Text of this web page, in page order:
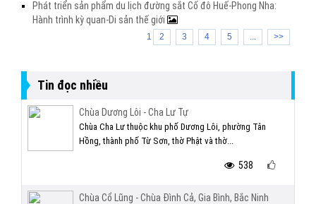
Phát triển sản phẩm du lịch đường sắt Cố đô Huế-Phong Nha:
Hành trình kỳ quan-Di sản thế giới
1 2 3 4 5 ... >>
Tin đọc nhiều
Chùa Dương Lôi - Cha Lư Tự
Chùa Cha Lư thuộc khu phố Dương Lôi, phường Tân
Hồng, thành phố Từ Sơn, thờ Phật và thờ...
538
Chùa Cổ Lũng - Chùa Đình Cả, Gia Bình, Bắc Ninh